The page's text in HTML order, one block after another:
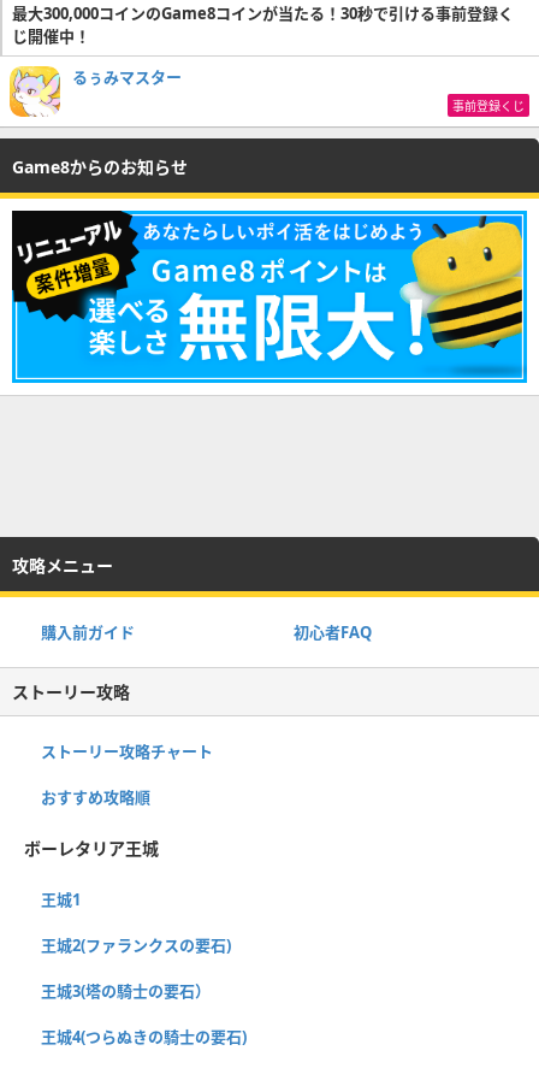
最大300,000コインのGame8コインが当たる！30秒で引ける事前登録く
じ開催中！
るぅみマスター
事前登録くじ
Game8からのお知らせ
攻略メニュー
購入前ガイド 初心者FAQ
ストーリー攻略
ストーリー攻略チャート
おすすめ攻略順
ボーレタリア王城
王城1
王城2(ファランクスの要石)
王城3(塔の騎士の要石）
王城4(つらぬきの騎士の要石)